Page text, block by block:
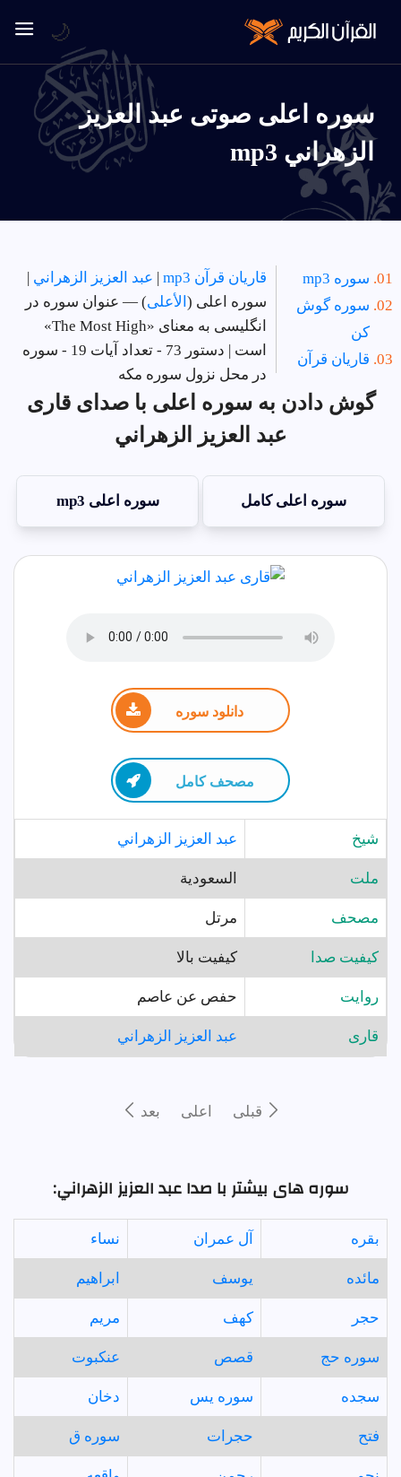
سوره اعلى صوتی عبد العزيز
الزهراني mp3
سوره mp3
سوره گوش
کن
قاریان قرآن
قاریان قرآن mp3 | عبد العزيز الزهراني |
سوره اعلى ( الأعلى) — عنوان سوره در
انگلیسی به معنای «The Most High»
است | دستور 73 - تعداد آیات 19 - سوره
در محل نزول سوره مکه
گوش دادن به سوره اعلى با صدای قاری
عبد العزيز الزهراني
سوره اعلى کامل سوره اعلى mp3
دانلود سوره
مصحف كامل
شيخ عبد العزيز الزهراني
ملت السعودية
مصحف مرتل
کیفیت صدا کیفیت بالا
روايت حفص عن عاصم
قارى عبد العزيز الزهراني
قبلى اعلى بعد
سوره های بیشتر با صدا عبد العزيز الزهراني:
بقره آل عمران نساء
مائده يوسف ابراهيم
حجر كهف مريم
سوره حج قصص عنكبوت
سجده سوره يس دخان
فتح حجرات سوره ق
🌙